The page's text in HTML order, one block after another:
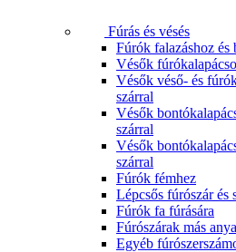
Fúrás és vésés
Fúrók falazáshoz és
Vésők
Vésők véső- és
szárral
Vésők
szárral
Vésők
szárral
Fúrók fémhez
Lépcsős fúrószár és
Fúrók fa fúrására
Fúrószárak más
Egyéb